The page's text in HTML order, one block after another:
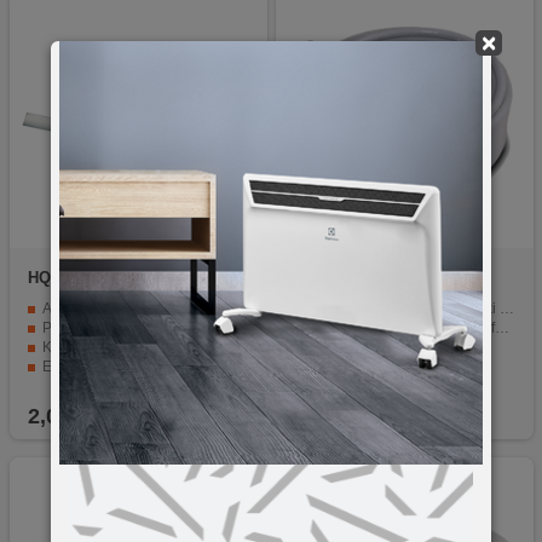
×
HQ CX 1,5
Antenski kabl sa RF-konektorima
Povezivanje DVB-T2 prijemnika, videa ili sat. prijemnika
Kutni konektori za nemogućnost spajanja scart kablom
Extra kvalitet sa 90db
Dužina kabla 1.5 metra
2,00KM
RG6/90dB - 20m
Koaksijalni kabl RG-6, visoki kvalitet izrade
7mm, 48 zica u opletu x Alu folija
Dupli oplet 90 db
Pakovano u najlon
Sa konektorima
9,50 KM